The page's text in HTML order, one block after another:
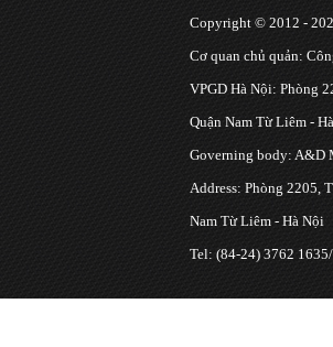
Copyright © 2012 -
Cơ quan chủ quản:
VPGD Hà Nội: Phòng
Quận Nam Từ Liêm -
Governing body: A&D
Address: Phòng 2205,
Nam Từ Liêm - Hà Nội
Tel: (84-24) 3762